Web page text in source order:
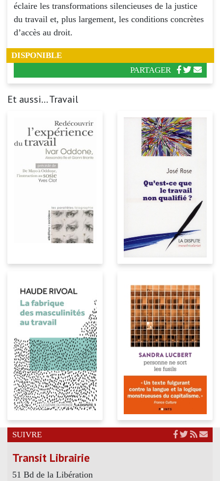
éclaire les transformations silencieuses de la justice
du travail et, plus largement, les conditions concrètes
d’accès au droit.
DISPONIBLE
PARTAGER
Et aussi... Travail
SUIVRE
Transit Librairie
51 Bd de la Libération